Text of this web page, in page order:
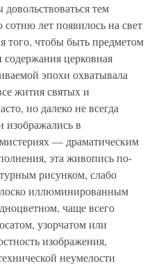
тем
лет появилось на свет
того, чтобы быть предметом
церковная
эпохи охватывала
жития святых и
но далеко не всегда
изображались в
— драматическим
эта живопись по-
рисунком, слабо
иллюминированным
чаще всего
узорчатом или
изображения,
неумелости